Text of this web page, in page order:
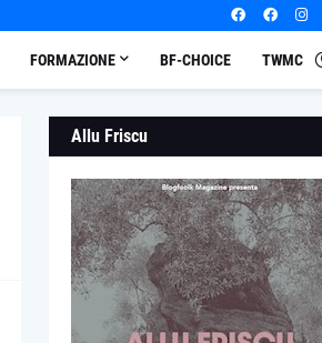
FORMAZIONE BF-CHOICE TWMC
Allu Friscu